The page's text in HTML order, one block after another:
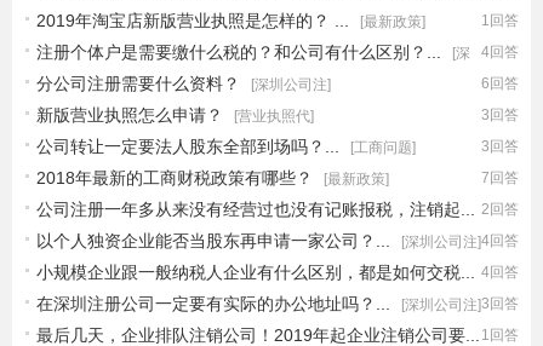
[财税问题] 1回答
2019年淘宝店新版营业执照是怎样的？ ...
[最新政策]
4回答
注册个体户是需要缴什么税的？和公司有什么区别？...
[深
圳公司注]
6回答
分公司注册需要什么资料？
[深圳公司注]
3回答
新版营业执照怎么申请？
[营业执照代]
3回答
公司转让一定要法人股东全部到场吗？...
[工商问题]
7回答
2018年最新的工商财税政策有哪些？
[最新政策]
2回答
公司注册一年多从来没有经营过也没有记账报税，注销起...
[公司注销流] 4回答
以个人独资企业能否当股东再申请一家公司？...
[深圳公司注]
4回答
小规模企业跟一般纳税人企业有什么区别，都是如何交税...
[记账报税] 3回答
在深圳注册公司一定要有实际的办公地址吗？...
[深圳公司注]
1回答
最后几天，企业排队注销公司！2019年起企业注销公司要...